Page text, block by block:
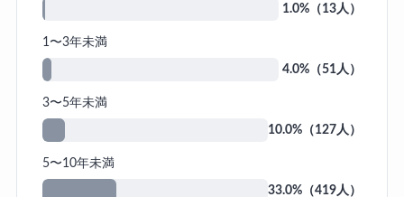
1.0%（13人）
1〜3年未満
4.0%（51人）
3〜5年未満
10.0%（127人）
5〜10年未満
33.0%（419人）